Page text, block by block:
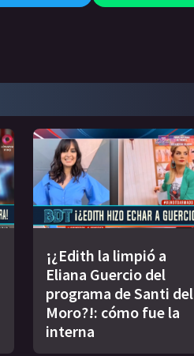
¡¿Edith la limpió a
Eliana Guercio del
programa de Santi del
Moro?!: cómo fue la
interna